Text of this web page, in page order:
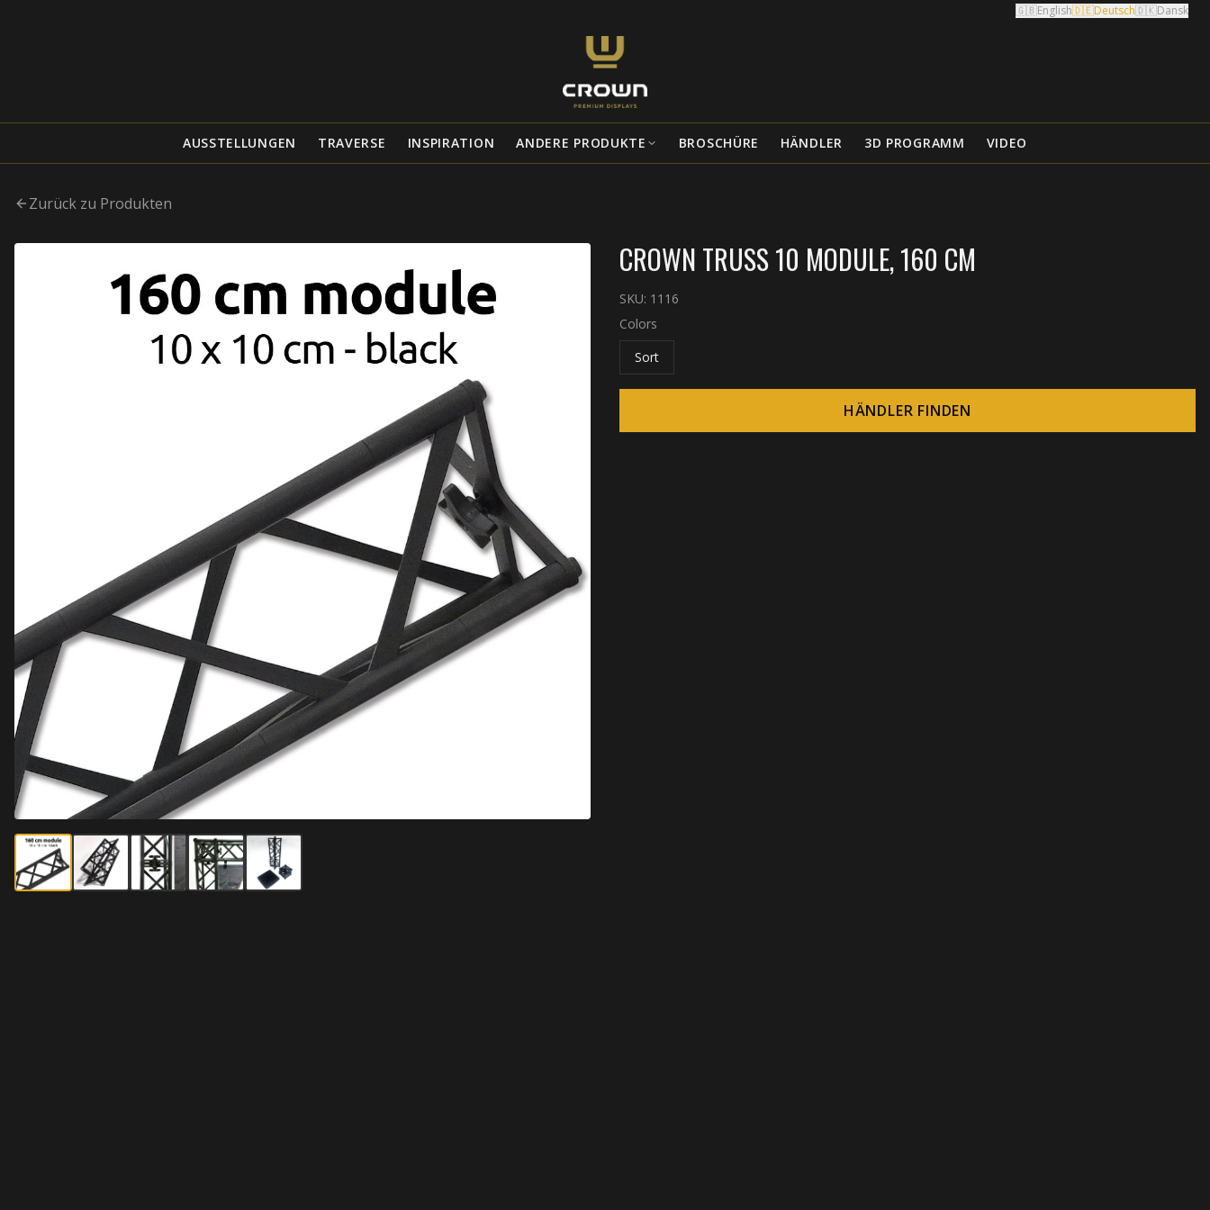
🇬🇧English🇩🇪Deutsch🇩🇰Dansk
AUSSTELLUNGEN TRAVERSE INSPIRATION ANDERE PRODUKTE BROSCHÜRE HÄNDLER 3D PROGRAMM VIDEO
Zurück zu Produkten
CROWN TRUSS 10 MODULE, 160 CM
SKU: 1116
Colors
Sort
HÄNDLER FINDEN